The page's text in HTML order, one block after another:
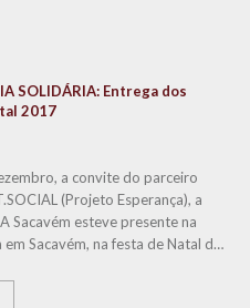
SOLIDÁRIA: Entrega dos
2017
a convite do parceiro
(Projeto Esperança), a
Sacavém esteve presente na
em Sacavém, na festa de Natal do